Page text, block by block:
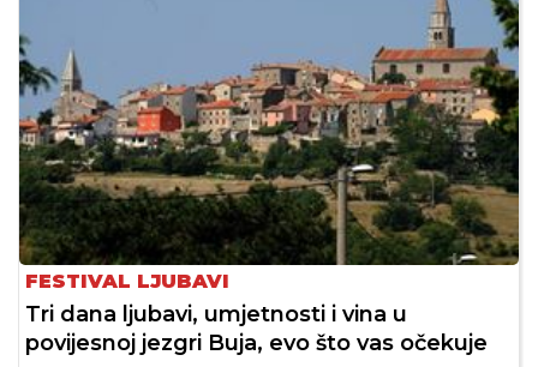
FESTIVAL LJUBAVI
Tri dana ljubavi, umjetnosti i vina u
povijesnoj jezgri Buja, evo što vas očekuje